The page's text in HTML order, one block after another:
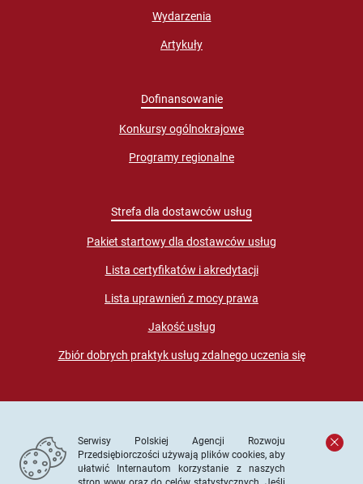
Wydarzenia
Artykuły
Dofinansowanie
Konkursy ogólnokrajowe
Programy regionalne
Strefa dla dostawców usług
Pakiet startowy dla dostawców usług
Lista certyfikatów i akredytacji
Lista uprawnień z mocy prawa
Jakość usług
Zbiór dobrych praktyk usług zdalnego uczenia się
Serwisy Polskiej Agencji Rozwoju
Przedsiębiorczości używają plików cookies, aby
ułatwić Internautom korzystanie z naszych